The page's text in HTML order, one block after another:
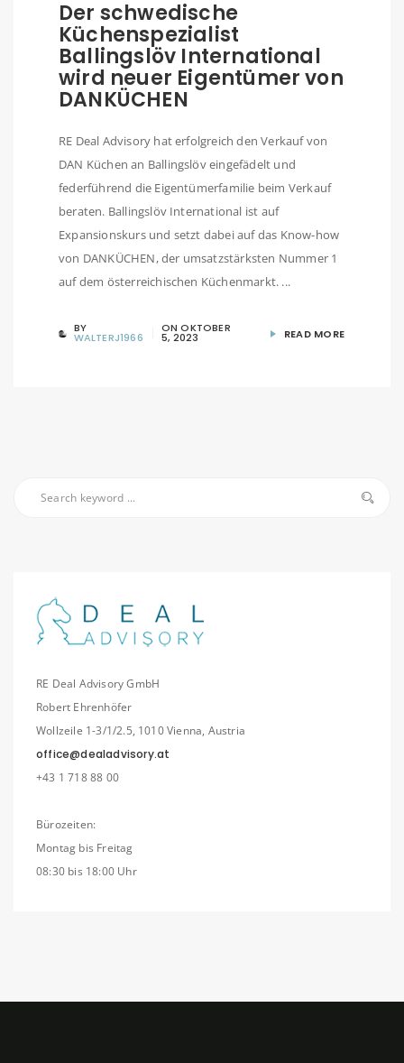
Der schwedische
Küchenspezialist
Ballingslöv International
wird neuer Eigentümer von
DANKÜCHEN
RE Deal Advisory hat erfolgreich den Verkauf von
DAN Küchen an Ballingslöv eingefädelt und
federführend die Eigentümerfamilie beim Verkauf
beraten. Ballingslöv International ist auf
Expansionskurs und setzt dabei auf das Know-how
von DANKÜCHEN, der umsatzstärksten Nummer 1
auf dem österreichischen Küchenmarkt. ...
BY
WALTERJ1966
ON OKTOBER
5, 2023 READ MORE
RE Deal Advisory GmbH
Robert Ehrenhöfer
Wollzeile 1-3/1/2.5, 1010 Vienna, Austria
office@dealadvisory.at
+43 1 718 88 00
Bürozeiten:
Montag bis Freitag
08:30 bis 18:00 Uhr